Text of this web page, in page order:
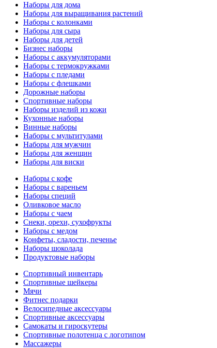
Наборы для дома
Наборы для выращивания растений
Наборы с колонками
Наборы для сыра
Наборы для детей
Бизнес наборы
Наборы с аккумуляторами
Наборы с термокружками
Наборы с пледами
Наборы с флешками
Дорожные наборы
Спортивные наборы
Наборы изделий из кожи
Кухонные наборы
Винные наборы
Наборы с мультитулами
Наборы для мужчин
Наборы для женщин
Наборы для виски
Наборы с кофе
Наборы с вареньем
Наборы специй
Оливковое масло
Наборы с чаем
Снеки, орехи, сухофрукты
Наборы с медом
Конфеты, сладости, печенье
Наборы шоколада
Продуктовые наборы
Спортивный инвентарь
Спортивные шейкеры
Мячи
Фитнес подарки
Велосипедные аксессуары
Спортивные аксессуары
Самокаты и гироскутеры
Спортивные полотенца с логотипом
Массажеры